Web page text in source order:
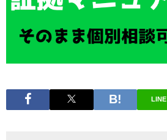
LINE